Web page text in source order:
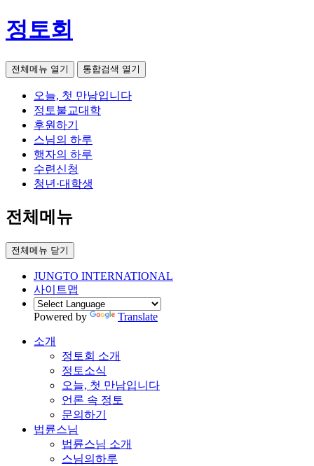
정토회
전체메뉴 열기 통합검색 열기
오늘, 첫 만남입니다
정토불교대학
후원하기
스님의 하루
행자의 하루
수련신청
청년·대학생
전체메뉴
전체메뉴 닫기
JUNGTO INTERNATIONAL
사이트맵
Powered by Translate
소개
정토회 소개
정토소식
오늘, 첫 만남입니다
언론 속 정토
문의하기
법륜스님
법륜스님 소개
스님의하루